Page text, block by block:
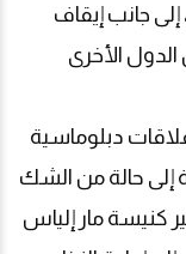
جانب إيقاف
الأخرى
دبلوماسية
إلى حالة من الشك
كنيسة مار إلياس